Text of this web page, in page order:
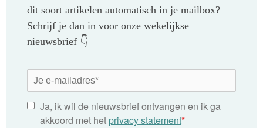
dit soort artikelen automatisch in je mailbox?
Schrijf je dan in voor onze wekelijkse
nieuwsbrief 👇
Ja, ik wil de nieuwsbrief ontvangen en ik ga
akkoord met het privacy statement*